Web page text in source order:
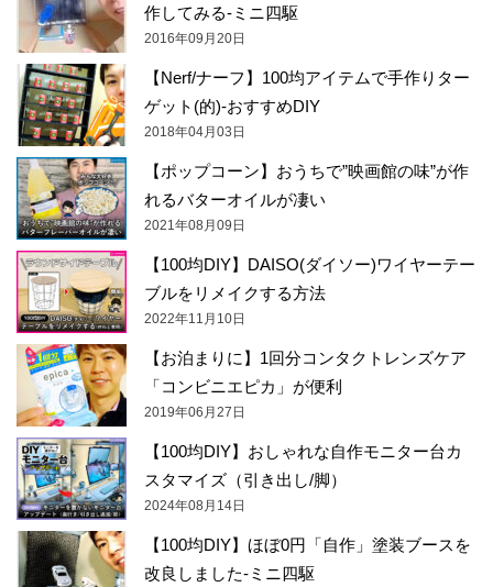
作してみる-ミニ四駆
2016年09月20日
【Nerf/ナーフ】100均アイテムで手作りター
ゲット(的)-おすすめDIY
2018年04月03日
【ポップコーン】おうちで”映画館の味”が作
れるバターオイルが凄い
2021年08月09日
【100均DIY】DAISO(ダイソー)ワイヤーテー
ブルをリメイクする方法
2022年11月10日
【お泊まりに】1回分コンタクトレンズケア
「コンビニエピカ」が便利
2019年06月27日
【100均DIY】おしゃれな自作モニター台カ
スタマイズ（引き出し/脚）
2024年08月14日
【100均DIY】ほぼ0円「自作」塗装ブースを
改良しました-ミニ四駆